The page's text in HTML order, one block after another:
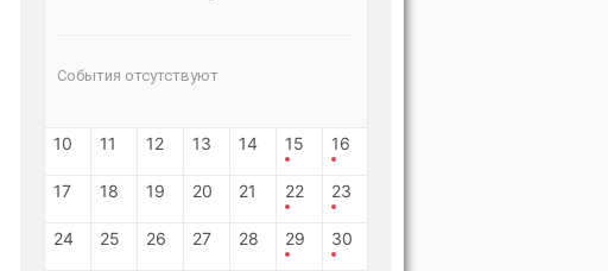
События отсутствуют
10 11 12 13 14 15 16
17 18 19 20 21 22 23
24 25 26 27 28 29 30